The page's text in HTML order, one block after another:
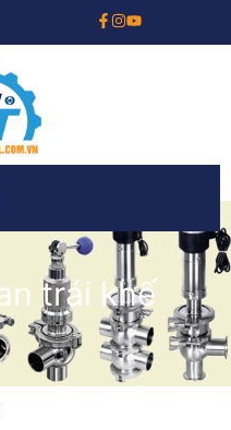
trái khế